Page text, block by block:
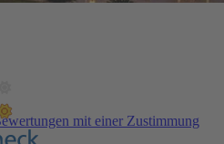
mit einer Zustimmung